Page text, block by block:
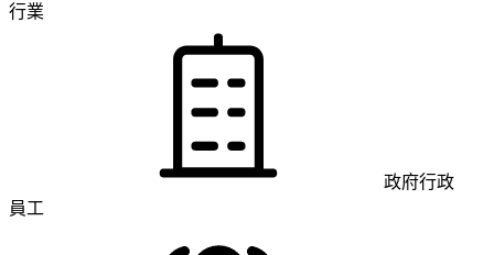
行業
政府行政
員工